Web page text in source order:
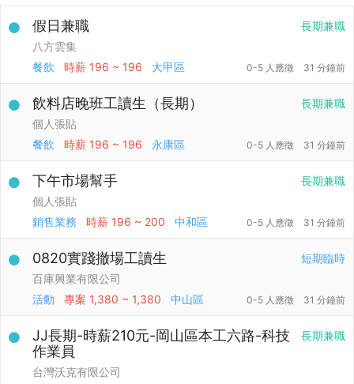
長期兼職
假日兼職
八方雲集
餐飲
時薪 196 ~ 196 大甲區 0-5 人應徵 31 分鐘前
長期兼職
飲料店晚班工讀生（長期）
個人張貼
餐飲
時薪 196 ~ 196 永康區 0-5 人應徵 31 分鐘前
長期兼職
下午市場幫手
個人張貼
銷售業務
時薪 196 ~ 200 中和區 0-5 人應徵 31 分鐘前
短期臨時
0820實踐撤場工讀生
百庫興業有限公司
活動
專案 1,380 ~ 1,380 中山區 0-5 人應徵 31 分鐘前
長期兼職
JJ長期-時薪210元-岡山區本工六路-科技
作業員
台灣沃克有限公司